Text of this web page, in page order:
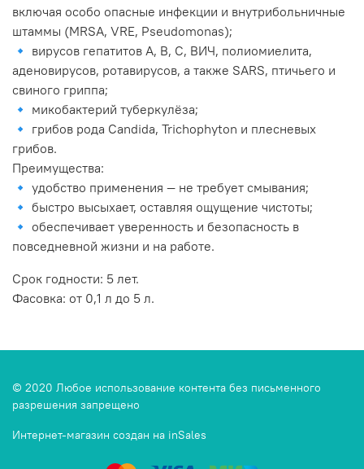
включая особо опасные инфекции и внутрибольничные
штаммы (MRSA, VRE, Pseudomonas);
🔹 вирусов гепатитов A, B, C, ВИЧ, полиомиелита,
аденовирусов, ротавирусов, а также SARS, птичьего и
свиного гриппа;
🔹 микобактерий туберкулёза;
🔹 грибов рода Candida, Trichophyton и плесневых
грибов.
Преимущества:
🔹 удобство применения — не требует смывания;
🔹 быстро высыхает, оставляя ощущение чистоты;
🔹 обеспечивает уверенность и безопасность в
повседневной жизни и на работе.
Срок годности: 5 лет.
Фасовка: от 0,1 л до 5 л.
© 2020 Любое использование контента без письменного
разрешения запрещено
Интернет-магазин создан на inSales